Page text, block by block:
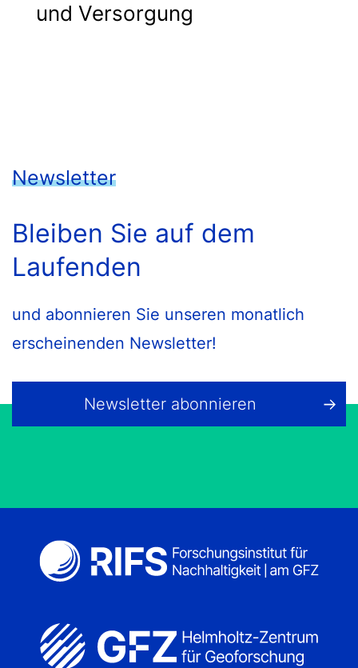
und Versorgung
Newsletter
Bleiben Sie auf dem
Laufenden
und abonnieren Sie unseren monatlich
erscheinenden Newsletter!
Newsletter abonnieren